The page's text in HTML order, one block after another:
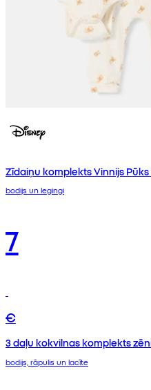
Zīdaiņu komplekts Vinnijs
bodijs un legingi
7
€
3 daļu kokvilnas komplekts
bodijs, rāpulis un lacīte